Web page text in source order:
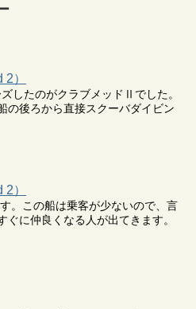
）
したのがクラブメッドⅡでした。
の後ろから直接スクーバダイビン
）
。この船は乗客が少ないので、言
に仲良くなる人が出てきます。